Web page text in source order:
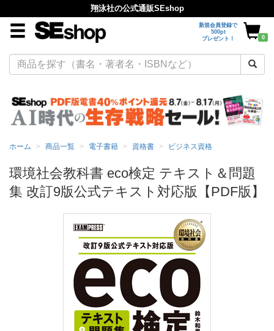
翔泳社の公式通販SEshop
新規会員登録で
500pt
プレゼント！
0
ホーム 商品一覧 電子書籍 資格書 ビジネス資格
環境社会教科書 eco検定 テキスト＆問題
集 改訂9版公式テキスト対応版【PDF版】